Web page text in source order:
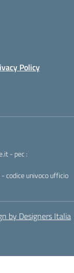
Policy
- pec :
codice univoco ufficio
by Designers Italia